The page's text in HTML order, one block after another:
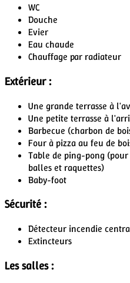
WC
Douche
Evier
Eau chaude
Chauffage par radiateur
Extérieur :
Une grande terrasse à
Une petite terrasse à
Barbecue (charbon de
Four à pizza au feu de
Table de ping-pong
balles et raquettes)
Baby-foot
Sécurité :
Détecteur incendie
Extincteurs
Les salles :